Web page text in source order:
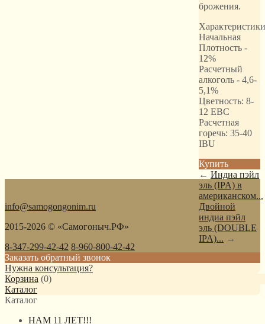
брожения.
Начальная
Плотность -
12%
Расчетный
алкоголь - 4,6-
5,1%
Цветность: 8-
12 EBC
Расчетная
горечь: 35-40
IBU
Купить
← Индиа пэйл
эль (IPA) в
американском...
Двойной
индиа пэйл
эль (DOUBLE
IPA)... →
info@samogongonim.ru
2015-2026 © «Самогоныч.РФ»
8-347-299-42-42 8-960-800-42-42
Заказать обратный звонок
Нужна консультация?
Корзина (0)
Каталог
Каталог
НАМ 11 ЛЕТ!!!